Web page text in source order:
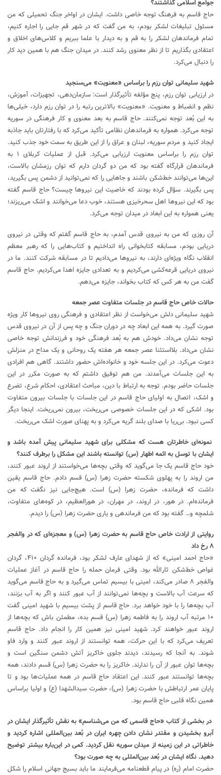
جوامع اسلامی گذاشتند؟
حاج قاسم به فرهنگ توجه خاصی داشت. ایشان در اواخر جنگ تحمیلی که من
مسئول تبلیغات لشکر بودم، به من گفت که در شهر قم جایی را اجاره کنیم،
تمام فرماندهان لشکر را به قم و به دیدار با علما ببریم و کلاس‌های اخلاق و
اعتقادی بگذاریم تا از نظر معنوی رشد کنند. در میدان جنگ هم با همین دید کار
را دنبال می‌کرد.
شهید سلیمانی توان رزم را براساس «معنویت» می‌سنجید
در ارزیابی توان رزم، پنج مؤلفه تأثیرگذار است: سازمان‌دهی، تجهیزات، آموزش،
نظم و انضباط و معنویت. «معنویت» بالاترین رتبه را در توان رزم دارد، خیلی‌ها
به این بُعد توجه نمی‌کنند. حاج قاسم به بعد معنوی و کار فرهنگی در سوریه
توجه می‌کرد. همواره به فرماندهان نظامی تأکید می‌کرد که با رفتارتان باید جاذبه
ایجاد کنید و مردم سوریه، لبنان و عراق را از این طریق به سمت خود جذب کنید.
توان رزم را براساس معنویت ارزیابی می‌کرد. قبل از عملیات کربلای ۱ به
فرماندهان قرارگاه گفته بود که من دو گردان دارم که توان رزمشان بالاست،
این‌ها می‌توانند خط‌شکن باشند و جا‌هایی را که نمی‌توانید از دشمن پس بگیرید،
پس بگیرند. سؤال کرده بودند که خاصیت این نیرو‌ها چیست؟ حاج قاسم گفته
بود که این نیرو‌ها اهل سحرخیزی هستند، خوب دعا می‌خوانند و اشک می‌ریزند؛
یعنی همواره به این ابعاد در میدان توجه می‌کرد.
آن روزی که من به نیروی قدس آمدم، به حاج قاسم گفتم که وقتی در نیروی
دریایی بودم، مسابقه کتابخوانی راه انداختیم و کتاب‌هایی را که رهبر معظم
انقلاب نگاه ویژه‌ای دارند، به نیرو‌ها می‌دادیم تا در مسابقه شرکت کنند. ما در
نیروی دریایی قرعه‌کشی می‌کردیم و به تعدادی جایزه اهدا می‌کردیم. حاج قاسم
گفت من به هر کس که کتاب بخواند، جایزه می‌دهم.
حالات خاص حاج قاسم در جلسات متفاوت عصر جمعه
شهید سلیمانی دلش می‌خواست از نظر اعتقادی و فرهنگی روی نیرو‌ها کار ویژه
صورت گیرد. به همه این ابعاد چه در دوران جنگ و چه پس از آن در نیروی قدس
توجه نشان می‌داد. خودش هم به بُعد فرهنگی خود و فرزندانش توجه خاصی
نشان می‌داد. بلااستثنا عصر جمعه هر هفته یک روحانی و یک مداح در منزلش
دعوت می‌کرد. در این جلسه خود و خانواده‌اش حضور داشتند. گاهی هم افرادی
به این جلسات می‌آمدند. من هم توفیق داشتم که به صورت مکرر در این
جلسات حاضر بودم. توجه به ارتباط با دین، مباحث اعتقادی، احکام شرع، تضرع
و اشک، اتصال به اولیای حاج قاسم در این جلسات با جلسات بیرون متفاوت
بود. اشکی که در این جلسات خصوصی می‌ریخت، بیرون نمی‌ریخت. اینجا دیگر
کسی نبود. بی‌ریا با صدای بلند گریه می‌کرد و به پهنای صورت اشک می‌ریخت.
نمونه‌ای خاطرتان هست که مشکلی برای شهید سلیمانی پیش آمده باشد و
ایشان با توسل به ائمه اطهار (س) توانسته باشند این مشکل را برطرف کنند؟
خود حاج قاسم یک جا می‌گوید که وقتی بچه‌ها می‌خواستند از اروند عبور کنند،
من اروند را به پهلوی شکسته حضرت زهرا (س) قسم دادم. حاج قاسم یقین
داشت که فرمانده، حضرت زهرا (س) است. هیچ‌جایی نیز نگفت که من
فرمانده‌ام. در هور، در اروند، در مهران، در هورالعظیم، در کوه‌های متفاوت،
شلمچه و… گفته بود که من فرماندهی و یاری حضرت زهرا (س) را دیدم.
روایتی از ارادت خاص حاج قاسم به حضرت زهرا (س) و معجزه‌ای که در والفجر
۸ رخ داد
«حاج احمد امینی» که از شهدای عارف لشکر بود، فرمانده گردان ۴۱۰، گردان
غواص خط‌شکن ثارالله بود. وقتی فرمان حمله را حاج قاسم در آغاز عملیات
والفجر ۸ صادر می‌کند، امینی با بیسیم تماس می‌گیرد و به حاج قاسم می‌گوید
که سرعت آب بالاست و بچه‌ها نمی‌توانند از آب عبور کنند و اگر به آب بزنند،
آب بچه‌ها را با خود خواهد برد. حاج قاسم از پشت بیسیم با شهید امینی گفت
۱۰ مرتبه آب اروند را به فاطمه زهرا (س) قسم بده، مطمئن باش که بچه‌ها از
اروند عبور خواهند کرد. شهید امینی نیز همین کار را انجام داد. حاج قاسم
تعریف می‌کرد که با این حرکت، همه توانستند از اروند عبور کنند و وارد فاو
شوند. به آنجا که رسیدند، دیدند جلوی خاکریز آتش دشمن سنگین است و
بچه‌ها توان عبور از آن را ندارند. خاکریز را به حضرت زهرا (س) قسم دادند، همه
بچه‌ها توانستند عبور کنند. این اعتقاد حاج قاسم در همه عملیات‌ها بود و تا
پایان عمر ارتباطش با حضرت زهرا (س)، حضرت سیدالشهدا (ع) و اولیا براساس
همین نگاه قلبی حاج قاسم بود.
در بخشی از کتاب «حاج قاسمی که من می‌شناسم» به نقش تأثیرگذار ایشان در
آبرو بخشیدن و مقتدر نشان دادن چهره ایران در بُعد بین‌المللی اشاره کردید و
خاطراتی در این زمینه از میدان سوریه نقل کردید. کمی در این‌باره بیشتر توضیح
دهید. نگاه ایشان در بُعد بین‌المللی به چه صورت بود؟
حضرت امام (ره) در پیام قطعنامه می‌فرمایند ما باید بسیج جهانی اسلام را شکل